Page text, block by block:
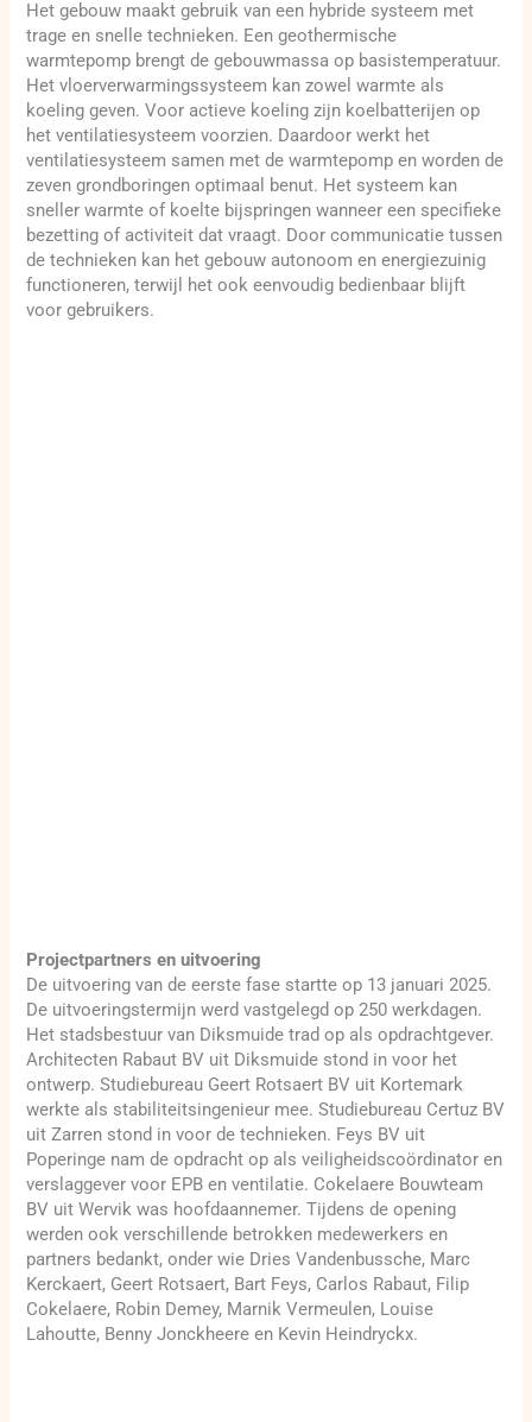
Het gebouw maakt gebruik van een hybride systeem met
trage en snelle technieken. Een geothermische
warmtepomp brengt de gebouwmassa op basistemperatuur.
Het vloerverwarmingssysteem kan zowel warmte als
koeling geven. Voor actieve koeling zijn koelbatterijen op
het ventilatiesysteem voorzien. Daardoor werkt het
ventilatiesysteem samen met de warmtepomp en worden de
zeven grondboringen optimaal benut. Het systeem kan
sneller warmte of koelte bijspringen wanneer een specifieke
bezetting of activiteit dat vraagt. Door communicatie tussen
de technieken kan het gebouw autonoom en energiezuinig
functioneren, terwijl het ook eenvoudig bedienbaar blijft
voor gebruikers.
Projectpartners en uitvoering
De uitvoering van de eerste fase startte op 13 januari 2025.
De uitvoeringstermijn werd vastgelegd op 250 werkdagen.
Het stadsbestuur van Diksmuide trad op als opdrachtgever.
Architecten Rabaut BV uit Diksmuide stond in voor het
ontwerp. Studiebureau Geert Rotsaert BV uit Kortemark
werkte als stabiliteitsingenieur mee. Studiebureau Certuz BV
uit Zarren stond in voor de technieken. Feys BV uit
Poperinge nam de opdracht op als veiligheidscoördinator en
verslaggever voor EPB en ventilatie. Cokelaere Bouwteam
BV uit Wervik was hoofdaannemer. Tijdens de opening
werden ook verschillende betrokken medewerkers en
partners bedankt, onder wie Dries Vandenbussche, Marc
Kerckaert, Geert Rotsaert, Bart Feys, Carlos Rabaut, Filip
Cokelaere, Robin Demey, Marnik Vermeulen, Louise
Lahoutte, Benny Jonckheere en Kevin Heindryckx.